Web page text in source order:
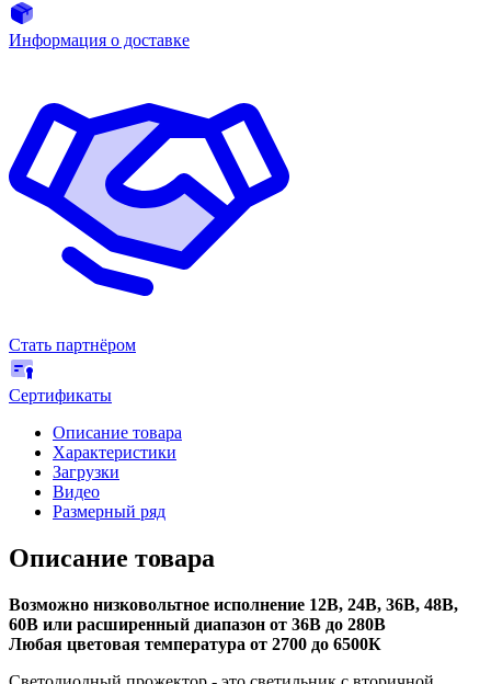
Информация о доставке
Стать партнёром
Сертификаты
Описание товара
Характеристики
Загрузки
Видео
Размерный ряд
Описание товара
Возможно низковольтное исполнение 12В, 24В, 36В, 48В,
60В или расширенный диапазон от 36В до 280В
Любая цветовая температура от 2700 до 6500К